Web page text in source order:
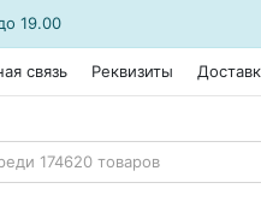
19.00
связь Реквизиты